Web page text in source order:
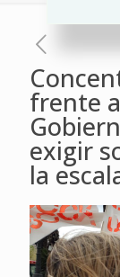
frente
exigir
la